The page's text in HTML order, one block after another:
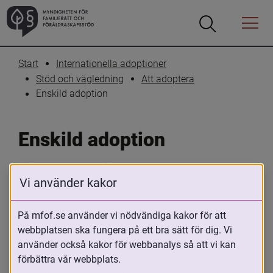
Öppna
Öppna
Menyn
Start
Internationella adoptioner
Stöd och vägledning
Att adoptera
Enskild adoption
Enskild adoption
Om du vill adoptera ett barn från utlandet
svensk auktoriserad
adoptionsorganisation
Vi använder kakor
På mfof.se använder vi nödvändiga kakor för att
webbplatsen ska fungera på ett bra sätt för dig. Vi
använder också kakor för webbanalys så att vi kan
förbättra vår webbplats.